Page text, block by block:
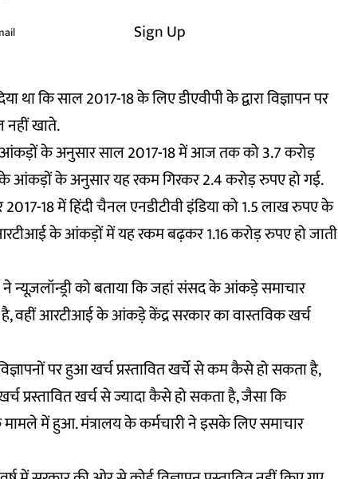
Sign Up
था कि साल 2017-18 के लिए डीएवीपी के द्वारा विज्ञापन पर
नहीं खाते.
के अनुसार साल 2017-18 में आज तक को 3.7 करोड़
आंकड़ों के अनुसार यह रकम गिरकर 2.4 करोड़ रुपए हो गई.
18 में हिंदी चैनल एनडीटीवी इंडिया को 1.5 लाख रुपए के
के आंकड़ों में यह रकम बढ़कर 1.16 करोड़ रुपए हो जाती
न्यूज़लॉन्ड्री को बताया कि जहां संसद के आंकड़े समाचार
है, वहीं आरटीआई के आंकड़े केंद्र सरकार का वास्तविक खर्च
पर हुआ खर्च प्रस्तावित खर्चे से कम कैसे हो सकता है,
प्रस्तावित खर्च से ज्यादा कैसे हो सकता है, जैसा कि
में हुआ. मंत्रालय के कर्मचारी ने इसके लिए समाचार